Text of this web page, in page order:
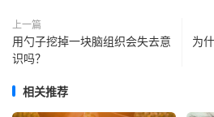
上一篇
用勺子挖掉一块脑组织会失去意
识吗？
为
相关推荐